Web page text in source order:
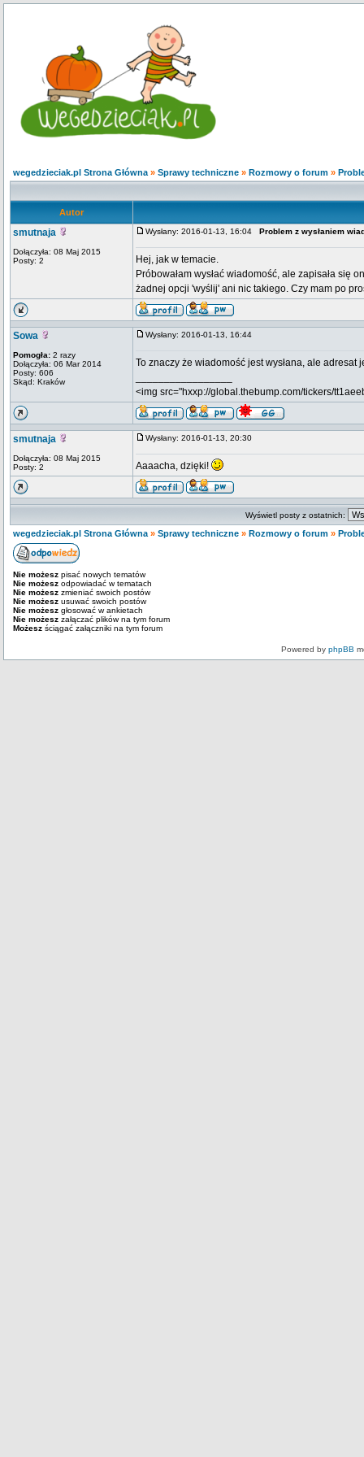
wegedzieciak.pl Strona Główna » Sprawy techniczne » Rozmowy o forum »
Autor
smutnaja
Dołączyła: 08 Maj 2015
Posty: 2
Wysłany: 2016-01-13, 16:04 Problem z wysłaniem
Hej, jak w temacie.
Próbowałam wysłać wiadomość, ale zapisała się
żadnej opcji 'wyślij' ani nic takiego. Czy mam po
Sowa
Pomogła: 2 razy
Dołączyła: 06 Mar 2014
Posty: 606
Skąd: Kraków
Wysłany: 2016-01-13, 16:44
To znaczy że wiadomość jest wysłana, ale
<img src="hxxp://global.thebump.com/tickers/
smutnaja
Dołączyła: 08 Maj 2015
Posty: 2
Wysłany: 2016-01-13, 20:30
Aaaacha, dzięki!
Wyświetl posty z ostatnich:
wegedzieciak.pl Strona Główna » Sprawy techniczne » Rozmowy o forum »
Nie możesz pisać nowych tematów
Nie możesz odpowiadać w tematach
Nie możesz zmieniać swoich postów
Nie możesz usuwać swoich postów
Nie możesz głosować w ankietach
Nie możesz załączać plików na tym forum
Możesz ściągać załączniki na tym forum
Powered by phpBB